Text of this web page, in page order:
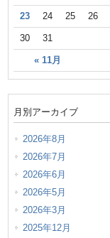
« 11月
23 24 25 26
30 31
月別アーカイブ
2026年8月
2026年7月
2026年6月
2026年5月
2026年3月
2025年12月